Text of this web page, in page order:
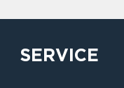
SERVICE